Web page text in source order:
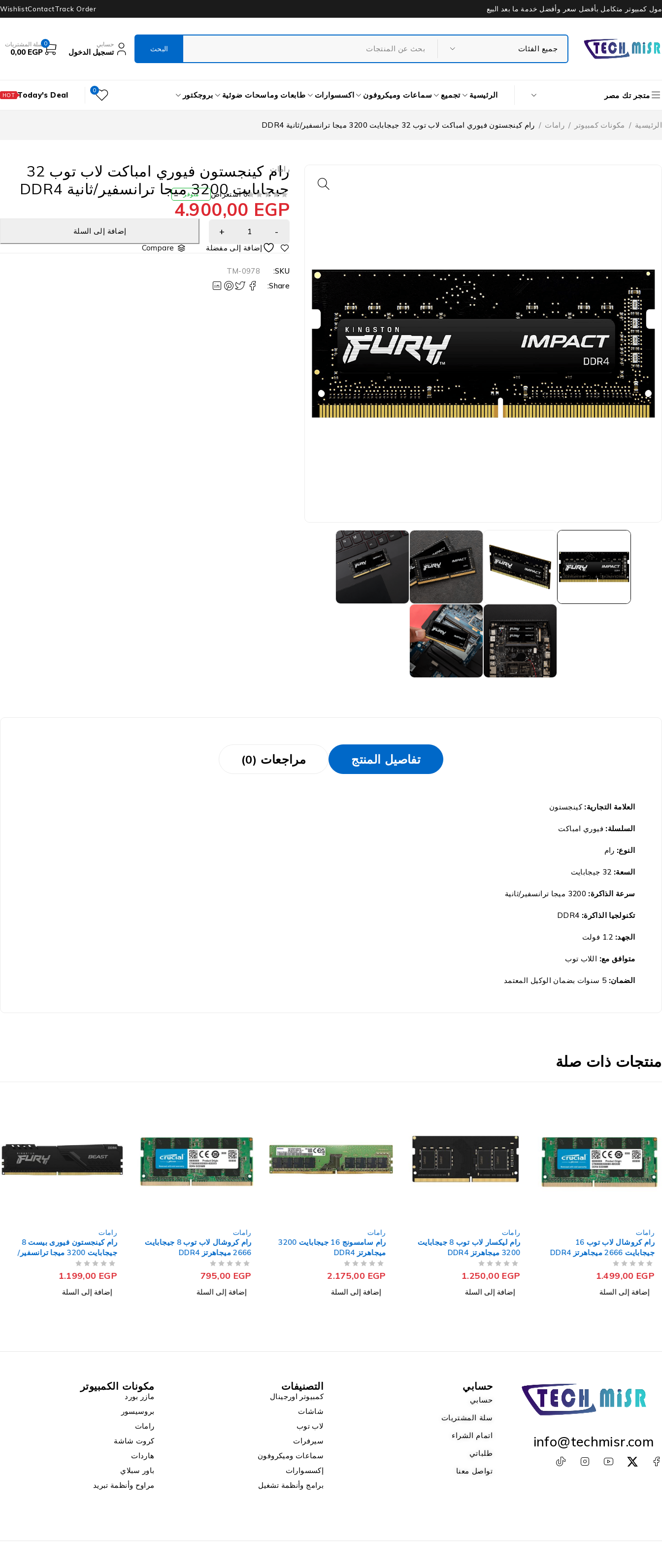
مول كمبيوتر متكامل بأفضل سعر وأفضل خدمة ما بعد البيع Track Order
Contact
Wishlist
حسابي
تسجيل الدخول
0 سلة المشتريات
0,00 EGP
متجر تك مصر الرئيسية تجميع سماعات وميكروفون اكسسوارات طابعات وماسحات ضوئية بروجكتور 0
Today's Deal
HOT
الرئيسية / مكونات كمبيوتر / رامات / رام كينجستون فيوري امباكت لاب توب 32 جيجابايت 3200 ميجا ترانسفير/ثانية DDR4
رامات
رام كينجستون فيوري امباكت لاب توب 32
جيجابايت 3200 ميجا ترانسفير/ثانية DDR4
0 استعراض متوفر
4.900,00 EGP
إضافة إلى السلة
Compare
SKU:
TM-0978
Share:
تفاصيل المنتج مراجعات (0)
العلامة التجارية: كينجستون
السلسلة: فيوري امباكت
النوع: رام
السعة:
سرعة الذاكرة:
تكنولجيا الذاكرة: DDR4
الجهد: 1.2 فولت
متوافق مع: اللاب توب
الضمان: 5 سنوات بضمان الوكيل المعتمد
منتجات ذات صلة
رامات
رام كروشال لاب توب 16
جيجابايت 2666 ميجاهرتز DDR4
1.499,00 EGP
إضافة إلى السلة
رامات
رام ليكسار لاب توب 8 جيجابايت
3200 ميجاهرتز DDR4
1.250,00EGP
إضافة إلى السلة
رامات
رام سامسونج 16 جيجابايت 3200
ميجاهرتز DDR4
2.175,00 EGP
إضافة إلى السلة
رامات
رام كروشال لاب توب 8 جيجابايت
2666 ميجاهرتز DDR4
795,00 EGP
إضافة إلى السلة
رامات
رام كينجستون فيورى بيست 8
جيجابايت 3200 ميجا ترانسفير/
ثانية DDR4
1.199,00 EGP
إضافة إلى السلة
info@techmisr.com
حسابي
حسابي
سلة المشتريات
اتمام الشراء
طلباتي
تواصل معنا
التصنيفات
كمبيوتر اورجينال
شاشات
لاب توب
سيرفرات
سماعات وميكروفون
إكسسوارات
برامج وأنظمة تشغيل
مكونات الكمبيوتر
مازر بورد
بروسيسور
رامات
كروت شاشة
هاردات
باور سبلاي
مراوح وأنظمة تبريد